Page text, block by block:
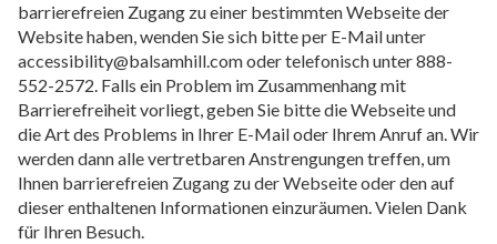
barrierefreien Zugang zu einer bestimmten Webseite der
Website haben, wenden Sie sich bitte per E-Mail unter
accessibility@balsamhill.com oder telefonisch unter 888-
552-2572. Falls ein Problem im Zusammenhang mit
Barrierefreiheit vorliegt, geben Sie bitte die Webseite und
die Art des Problems in Ihrer E-Mail oder Ihrem Anruf an. Wir
werden dann alle vertretbaren Anstrengungen treffen, um
Ihnen barrierefreien Zugang zu der Webseite oder den auf
dieser enthaltenen Informationen einzuräumen. Vielen Dank
für Ihren Besuch.